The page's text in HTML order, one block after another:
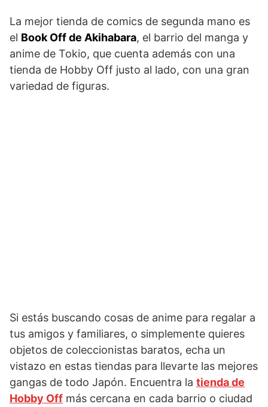
La mejor tienda de comics de segunda mano es
el Book Off de Akihabara, el barrio del manga y
anime de Tokio, que cuenta además con una
tienda de Hobby Off justo al lado, con una gran
variedad de figuras.
Si estás buscando cosas de anime para regalar a
tus amigos y familiares, o simplemente quieres
objetos de coleccionistas baratos, echa un
vistazo en estas tiendas para llevarte las mejores
gangas de todo Japón. Encuentra la tienda de
Hobby Off más cercana en cada barrio o ciudad